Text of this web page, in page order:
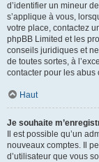
d’identifier un mineur
s’applique à vous,
votre place, contactez
phpBB Limited et les
conseils juridiques et
de toutes sortes, à
contacter pour les abus
Haut
Je souhaite
Il est possible qu’un
nouveaux comptes. Il
d’utilisateur que vous